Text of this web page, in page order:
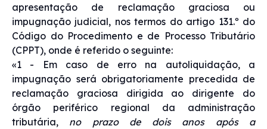
apresentação de reclamação graciosa ou
impugnação judicial, nos termos do artigo 131.º do
Código do Procedimento e de Processo Tributário
(CPPT), onde é referido o seguinte:
«1 - Em caso de erro na autoliquidação, a
impugnação será obrigatoriamente precedida de
reclamação graciosa dirigida ao dirigente do
órgão periférico regional da administração
tributária, no prazo de dois anos após a